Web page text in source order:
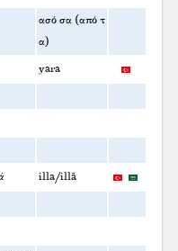
ασό σα (από τ
α)
yara
illa/illā